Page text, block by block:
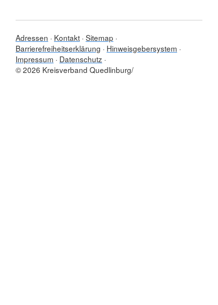
Adressen Kontakt Sitemap
Barrierefreiheitserklärung
Hinweisgebersystem
Impressum
Datenschutz
© 2026 Kreisverband Quedlinburg/